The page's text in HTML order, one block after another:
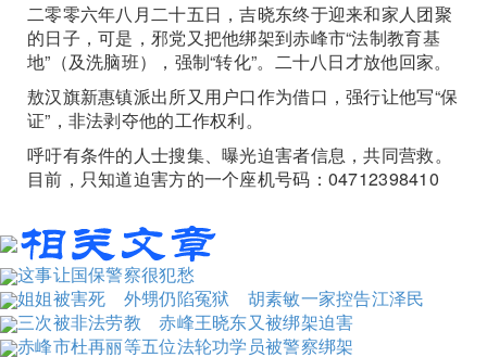
二零零六年八月二十五日，吉晓东终于迎来和家人团聚
的日子，可是，邪党又把他绑架到赤峰市“法制教育基
地”（及洗脑班），强制“转化”。二十八日才放他回家。
敖汉旗新惠镇派出所又用户口作为借口，强行让他写“保
证”，非法剥夺他的工作权利。
呼吁有条件的人士搜集、曝光迫害者信息，共同营救。
目前，只知道迫害方的一个座机号码：04712398410
这事让国保警察很犯愁
姐姐被害死 外甥仍陷冤狱 胡素敏一家控告江泽民
三次被非法劳教 赤峰王晓东又被绑架迫害
赤峰市杜再丽等五位法轮功学员被警察绑架